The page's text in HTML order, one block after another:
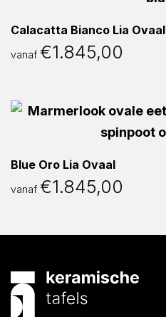
Calacatta Bianco Lia Ovaal
vanaf €1.845,00
Blue Oro Lia Ovaal
vanaf €1.845,00